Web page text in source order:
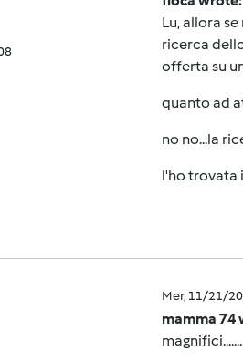
Lu, allora
ricerca
offerta su
quanto ad
no no...la
l'ho trovata
Mer, 11/21/
mamma 74